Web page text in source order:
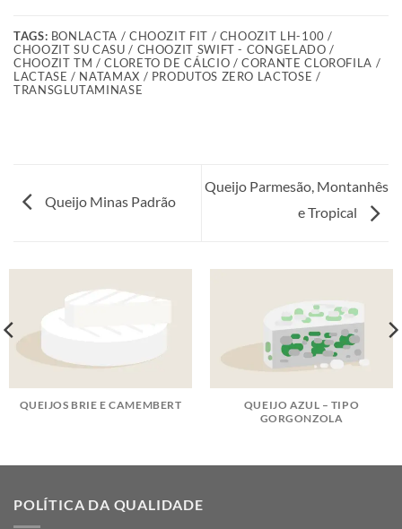
TAGS: BONLACTA / CHOOZIT FIT / CHOOZIT LH-100 /
CHOOZIT SU CASU / CHOOZIT SWIFT - CONGELADO /
CHOOZIT TM / CLORETO DE CÁLCIO / CORANTE CLOROFILA /
LACTASE / NATAMAX / PRODUTOS ZERO LACTOSE /
TRANSGLUTAMINASE
Queijo Minas Padrão
Queijo Parmesão, Montanhês
e Tropical
QUEIJOS BRIE E CAMEMBERT
QUEIJO AZUL – TIPO
GORGONZOLA
POLÍTICA DA QUALIDADE